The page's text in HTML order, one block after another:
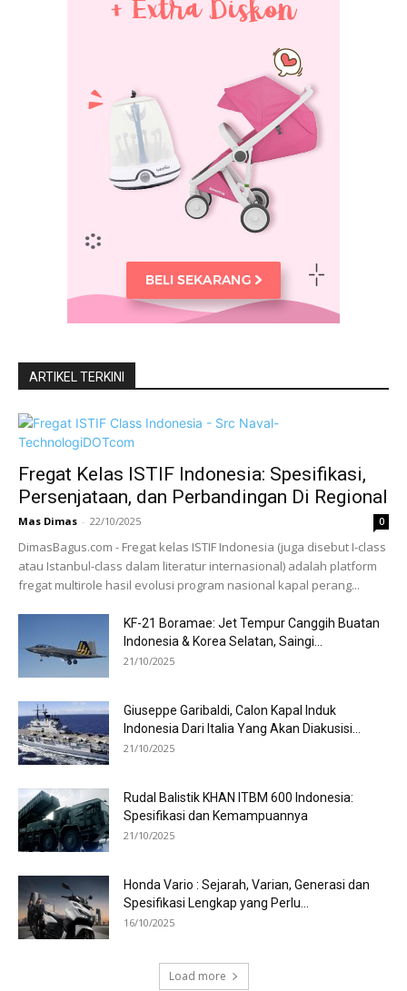
ARTIKEL TERKINI
Fregat Kelas ISTIF Indonesia: Spesifikasi,
Persenjataan, dan Perbandingan Di Regional
Mas Dimas - 22/10/2025 0
DimasBagus.com - Fregat kelas ISTIF Indonesia (juga disebut I-class
atau Istanbul-class dalam literatur internasional) adalah platform
fregat multirole hasil evolusi program nasional kapal perang...
KF-21 Boramae: Jet Tempur Canggih Buatan
Indonesia & Korea Selatan, Saingi...
21/10/2025
Giuseppe Garibaldi, Calon Kapal Induk
Indonesia Dari Italia Yang Akan Diakusisi...
21/10/2025
Rudal Balistik KHAN ITBM 600 Indonesia:
Spesifikasi dan Kemampuannya
21/10/2025
Honda Vario : Sejarah, Varian, Generasi dan
Spesifikasi Lengkap yang Perlu...
16/10/2025
Load more